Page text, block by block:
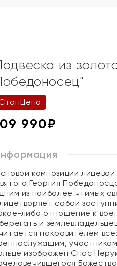
из
990₽
композиции
Георгия
из наиболее чтимых
собой
либо отношение к
и
покровителем
изображен Спас
Божества